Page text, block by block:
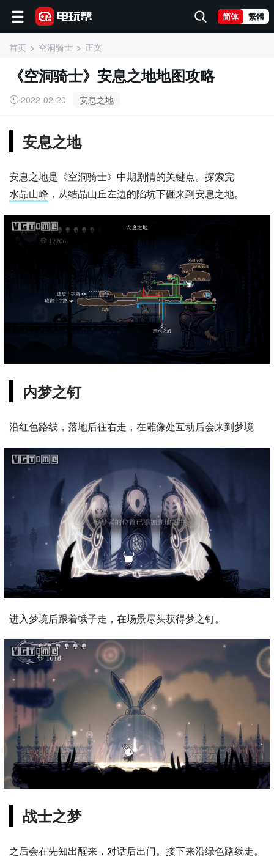
简体 繁體
首页 空洞骑士 正文
《空洞骑士》安息之地地图攻略
2022-02-20 安息之地
安息之地
安息之地是《空洞骑士》中期剧情的关键点。探索完
水晶山峰 ，从结晶山丘左边的陷坑下砸来到安息之地。
内梦之钉
沿红色路线，落地后往右走，在雕像处互动后会来到梦境
进入梦境后跟着蛾子走，在场景尽头获得梦之钉。
战士之梦
之后会在先知出醒来，对话后出门。接下来沿绿色路线走。